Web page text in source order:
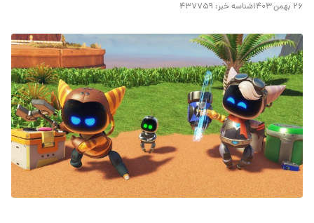
۲۶ بهمن ۱۴۰۳ شناسه خبر: ۴۳۷۷۵۹